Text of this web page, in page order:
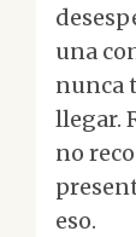
una
nunca
llegar.
no
eso.